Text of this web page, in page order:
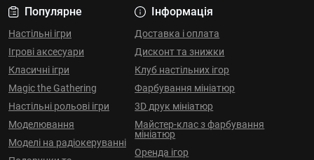
Популярне
Настільні ігри
Ігрові аксесуари
Класичні ігри
Magic the Gathering
Настільні рольові ігри
Моделювання
Моделі на радіокеруванні
Інформація
Доставка і оплата
Дисконт та знижки
Клуб настільних ігор
Фарбування мініатюр
3D друк мініатюр
Майстер-клас з фарбування
мініатюр
Оренда ігор